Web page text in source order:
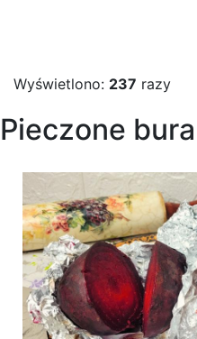
Wyświetlono: 237 razy
Pieczone